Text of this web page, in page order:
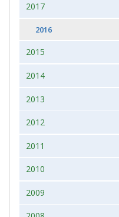
2017
2016
2015
2014
2013
2012
2011
2010
2009